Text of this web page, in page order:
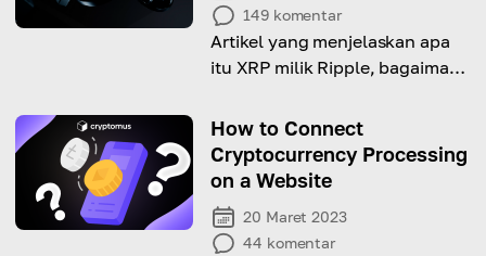
149 komentar
Artikel yang menjelaskan apa
itu XRP milik Ripple, bagaimana
bagi keuangan tradisional.
How to Connect
Cryptocurrency Processing
on a Website
20 Maret 2023
44 komentar